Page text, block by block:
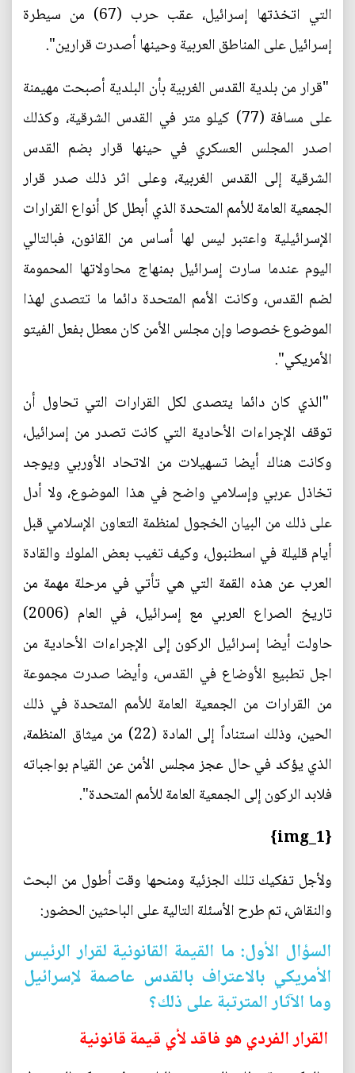
التي اتخذتها إسرائيل، عقب حرب (67) من سيطرة
إسرائيل على المناطق العربية وحينها أصدرت قرارين".
"قرار من بلدية القدس الغربية بأن البلدية أصبحت مهيمنة
على مسافة (77) كيلو متر في القدس الشرقية، وكذلك
اصدر المجلس العسكري في حينها قرار بضم القدس
الشرقية إلى القدس الغربية، وعلى اثر ذلك صدر قرار
الجمعية العامة للأمم المتحدة الذي أبطل كل أنواع القرارات
الإسرائيلية واعتبر ليس لها أساس من القانون، فبالتالي
اليوم عندما سارت إسرائيل بمنهاج محاولاتها المحمومة
لضم القدس، وكانت الأمم المتحدة دائما ما تتصدى لهذا
الموضوع خصوصا وإن مجلس الأمن كان معطل بفعل الفيتو
الأمريكي".
"الذي كان دائما يتصدى لكل القرارات التي تحاول أن
توقف الإجراءات الأحادية التي كانت تصدر من إسرائيل،
وكانت هناك أيضا تسهيلات من الاتحاد الأوربي ويوجد
تخاذل عربي وإسلامي واضح في هذا الموضوع، ولا أدل
على ذلك من البيان الخجول لمنظمة التعاون الإسلامي قبل
أيام قليلة في اسطنبول، وكيف تغيب بعض الملوك والقادة
العرب عن هذه القمة التي هي تأتي في مرحلة مهمة من
تاريخ الصراع العربي مع إسرائيل، في العام (2006)
حاولت أيضا إسرائيل الركون إلى الإجراءات الأحادية من
اجل تطبيع الأوضاع في القدس، وأيضا صدرت مجموعة
من القرارات من الجمعية العامة للأمم المتحدة في ذلك
الحين، وذلك استناداً إلى المادة (22) من ميثاق المنظمة،
الذي يؤكد في حال عجز مجلس الأمن عن القيام بواجباته
فلابد الركون إلى الجمعية العامة للأمم المتحدة".
{img_1}
ولأجل تفكيك تلك الجزئية ومنحها وقت أطول من البحث
والنقاش، تم طرح الأسئلة التالية على الباحثين الحضور:
السؤال الأول: ما القيمة القانونية لقرار الرئيس
الأمريكي بالاعتراف بالقدس عاصمة لإسرائيل
وما الآثار المترتبة على ذلك؟
القرار الفردي هو فاقد لأي قيمة قانونية